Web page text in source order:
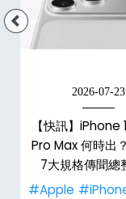
2026-07-23
【快訊】iPhone
Pro Max 何時出
7大規格傳聞總
#Apple